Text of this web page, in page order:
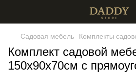
Садовая мебель Комплекты
Комплект садовой
150х90х70см с